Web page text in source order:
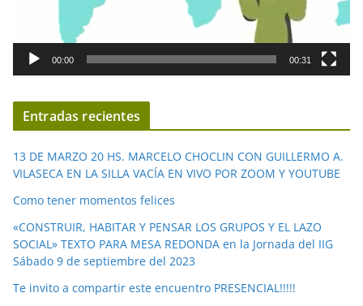
d
í
d
e
o
00:00 00:31
Entradas recientes
13 DE MARZO 20 HS. MARCELO CHOCLIN CON GUILLERMO A.
VILASECA EN LA SILLA VACÍA EN VIVO POR ZOOM Y YOUTUBE
Como tener momentos felices
«CONSTRUIR, HABITAR Y PENSAR LOS GRUPOS Y EL LAZO
SOCIAL» TEXTO PARA MESA REDONDA en la Jornada del IIG
Sábado 9 de septiembre del 2023
Te invito a compartir este encuentro PRESENCIAL!!!!!